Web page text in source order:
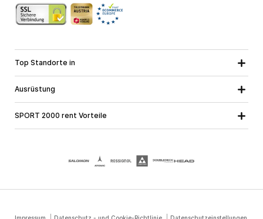
Top Standorte in
Steiermark
Vorarlberg
Ausrüstung
SPORT 2000 rent Vorteile